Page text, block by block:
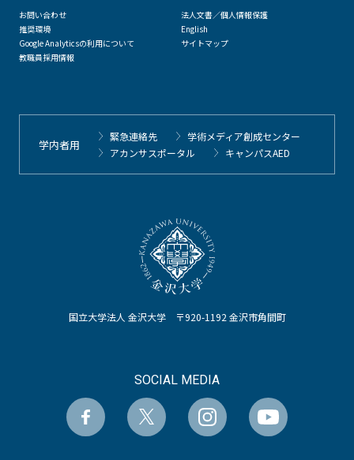
国立大学法人 金沢大学 〒920-1192 金沢市角間町
SOCIAL MEDIA
お問い合わせ
推奨環境
Google Analyticsの利用について
教職員採用情報
法人文書／個人情報保護
English
サイトマップ
学内者用
緊急連絡先
学術メディア創成センター
アカンサスポータル
キャンパスAED